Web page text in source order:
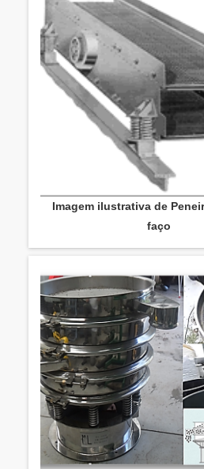
peneira vibratória à venda
Imagem ilustrativa de
faço